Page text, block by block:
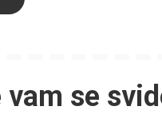
vam se